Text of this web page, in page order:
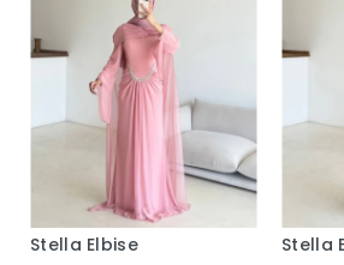
Stella Elbise Stella